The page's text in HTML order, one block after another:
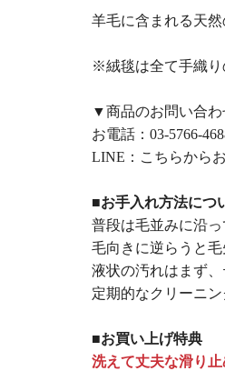
羊毛に含まれる天
※絨毯は全て手織り
▼商品のお問い合わ
お電話： 03-5766-
LINE： こちらから
■お手入れ方法につ
普段は毛並みに沿
毛向きに逆らうと
液状の汚れはまず
定期的なクリーニ
■お買い上げ特典
洗えて丈夫な滑り止